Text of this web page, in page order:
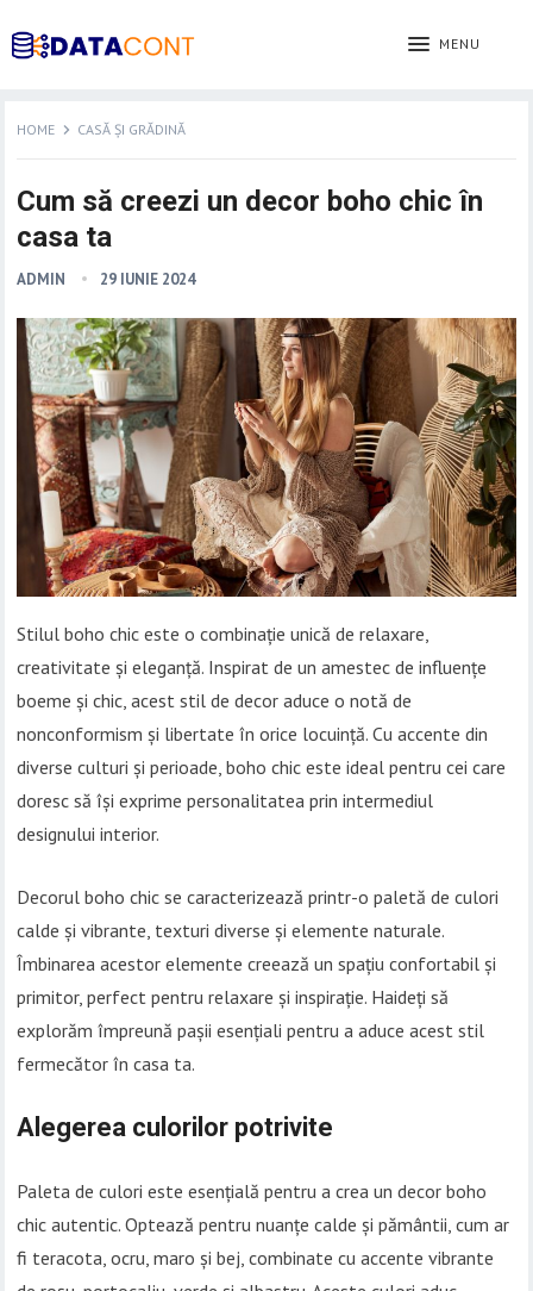
MENU
HOME CASĂ ȘI GRĂDINĂ
Cum să creezi un decor boho chic în
casa ta
ADMIN 29 IUNIE 2024
Stilul boho chic este o combinație unică de relaxare,
creativitate și eleganță. Inspirat de un amestec de influențe
boeme și chic, acest stil de decor aduce o notă de
nonconformism și libertate în orice locuință. Cu accente din
diverse culturi și perioade, boho chic este ideal pentru cei care
doresc să își exprime personalitatea prin intermediul
designului interior.
Decorul boho chic se caracterizează printr-o paletă de culori
calde și vibrante, texturi diverse și elemente naturale.
Îmbinarea acestor elemente creează un spațiu confortabil și
primitor, perfect pentru relaxare și inspirație. Haideți să
explorăm împreună pașii esențiali pentru a aduce acest stil
fermecător în casa ta.
Alegerea culorilor potrivite
Paleta de culori este esențială pentru a crea un decor boho
chic autentic. Optează pentru nuanțe calde și pământii, cum ar
fi teracota, ocru, maro și bej, combinate cu accente vibrante